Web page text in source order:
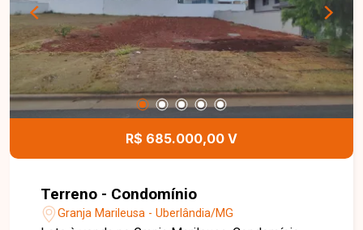
R$ 685.000,00 V
Terreno - Condomínio
Granja Marileusa - Uberlândia/MG